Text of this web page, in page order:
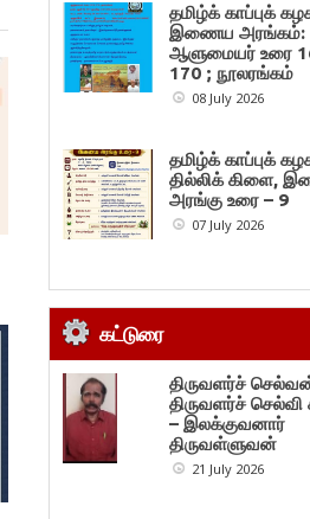
தமிழ்க் காப்புக்
இணைய அரங்கம்:
ஆளுமையர் உரை
170 ; நூலரங்கம்
08 July 2026
தமிழ்க் காப்புக்
தில்லிக் கிளை,
அரங்கு உரை – 9
07 July 2026
கட்டுரை
திருவளர்ச்
திருவளர்ச் செல்வி
– இலக்குவனார்
திருவள்ளுவன்
21 July 2026